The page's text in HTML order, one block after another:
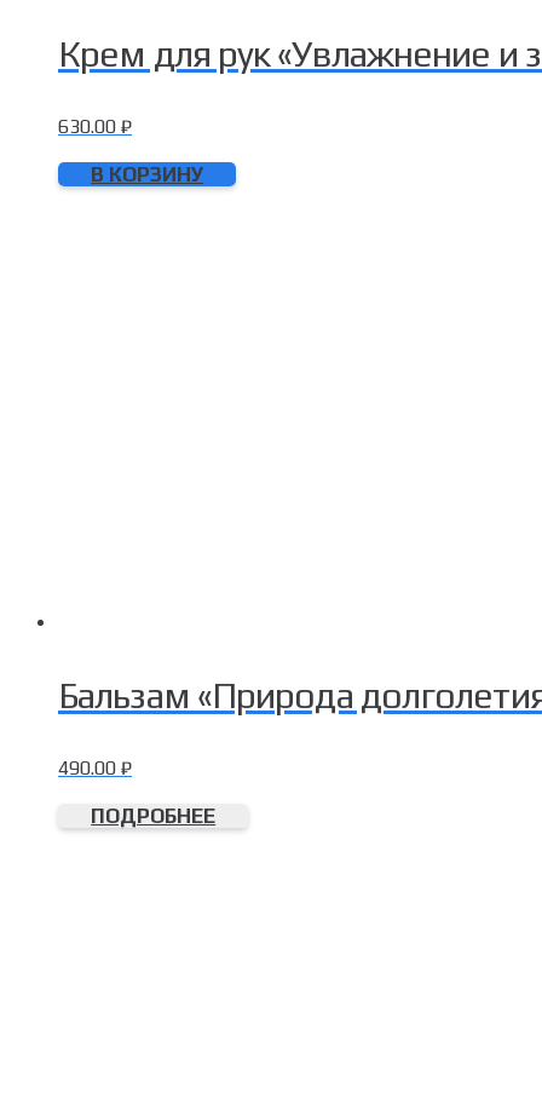
Крем для рук «Увлажнение и
630.00 ₽
В КОРЗИНУ
Бальзам «Природа
490.00 ₽
ПОДРОБНЕЕ